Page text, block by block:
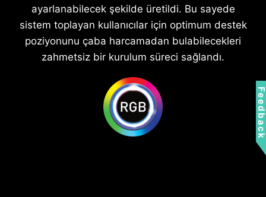
ayarlanabilecek şekilde üretildi. Bu sayede
sistem toplayan kullanıcılar için optimum destek
poziyonunu çaba harcamadan bulabilecekleri
zahmetsiz bir kurulum süreci sağlandı.